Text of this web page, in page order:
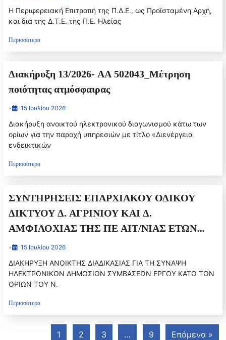
ΥΔΑΤΙΚΩΝ ΔΙΑΜΕΡΙΣΜΑΤΩΝ ΒΟΡΕΙΑΣ
ΚΑΙ ΝΟΤΙΑΣ ΠΕΛΟΠΟΝΝΗΣΟΥ
ΑΡΜΟΔΙΟΤΗΤΑΣ ΤΗΣ ΠΕ ΗΛΕΙΑΣ (ΕΤΗ
2026-2027)» προϋπολογισμού: 2.400.000,00€
Απολογιστικά (ΑΕΚΚ), Αναθεώρηση και ΦΠΑ)
Η Περιφερειακή Επιτροπή της Π.Δ.Ε., ως Προϊσταμένη Αρχή,
και δια της Δ.Τ.Ε. της Π.Ε. Ηλείας
Περισσότερα
Διακήρυξη 13/2026- ΑΑ 502043_Μέτρηση
ποιότητας ατμόσφαιρας
• 15 Ιουλίου 2026
Διακήρυξη ανοικτού ηλεκτρονικού διαγωνισμού κάτω των
ορίων για την παροχή υπηρεσιών με τίτλο «Διενέργεια
ενδεικτικών
Περισσότερα
ΣΥΝΤΗΡΗΣΕΙΣ ΕΠΑΡΧΙΑΚΟΥ ΟΔΙΚΟΥ
ΔΙΚΤΥΟΥ Δ. ΑΓΡΙΝΙΟΥ ΚΑΙ Δ.
ΑΜΦΙΛΟΧΙΑΣ ΤΗΣ ΠΕ ΑΙΤ/ΝΙΑΣ ΕΤΩΝ
2026-2027
• 15 Ιουλίου 2026
ΔΙΑΚΗΡΥΞΗ ΑΝΟΙΚΤΗΣ ΔΙΑΔΙΚΑΣΙΑΣ ΓΙΑ ΤΗ ΣΥΝΑΨΗ
ΗΛΕΚΤΡΟΝΙΚΩΝ ΔΗΜΟΣΙΩΝ ΣΥΜΒΑΣΕΩΝ ΕΡΓΟΥ ΚΑΤΩ ΤΩΝ
ΟΡΙΩΝ ΤΟΥ Ν.
Περισσότερα
1 2 3 … 9 Επόμενα »